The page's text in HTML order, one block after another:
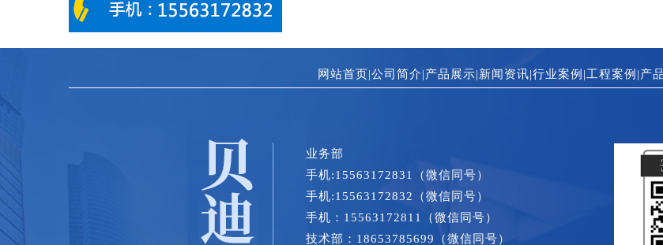
网站首页|公司简介|产品展示|新闻资讯|行业案例 |工程案例 |产
业务部
手机:15563172831（微信同号）
手机:15563172832（微信同号）
手机：15563172811（微信同号）
技术部 ：18653785699（微信同号）